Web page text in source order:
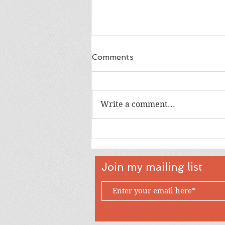
က ဘာလဲ?
Comments
Write a comment...
Join my mailing list